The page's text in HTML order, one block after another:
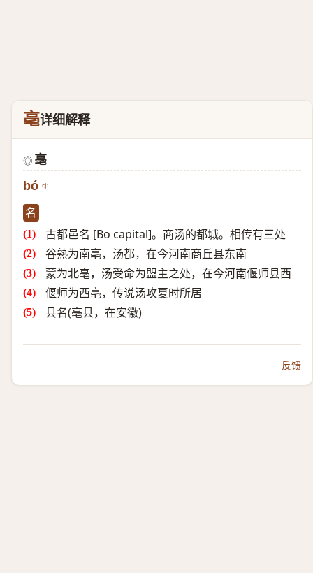
亳详细解释
◎ 亳
bó
名
古都邑名 [Bo capital]。商汤的都城。相传有三处
谷熟为南亳，汤都，在今河南商丘县东南
蒙为北亳，汤受命为盟主之处，在今河南偃师县西
偃师为西亳，传说汤攻夏时所居
县名(亳县，在安徽)
反馈